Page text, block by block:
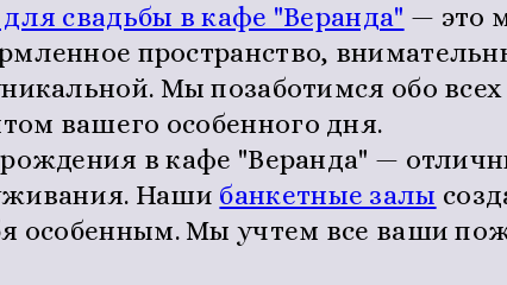
свадьбы в кафе "Веранда" — это
пространство,
Мы позаботимся обо
вашего особенного дня.
в кафе "Веранда" —
Наши банкетные залы
особенным. Мы учтем все ваши